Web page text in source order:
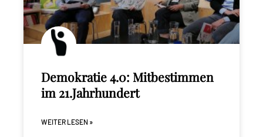
Demokratie 4.0: Mitbestimmen
im 21.Jahrhundert
WEITER LESEN »